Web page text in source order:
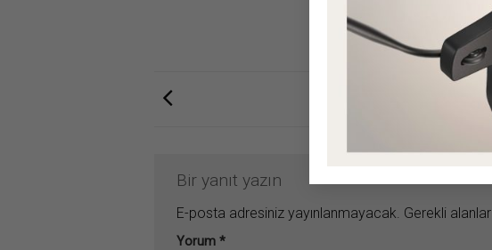
Bir yanıt yazın
E-posta adresiniz yayınlanmayacak. Gerekli alanlar
Yorum *